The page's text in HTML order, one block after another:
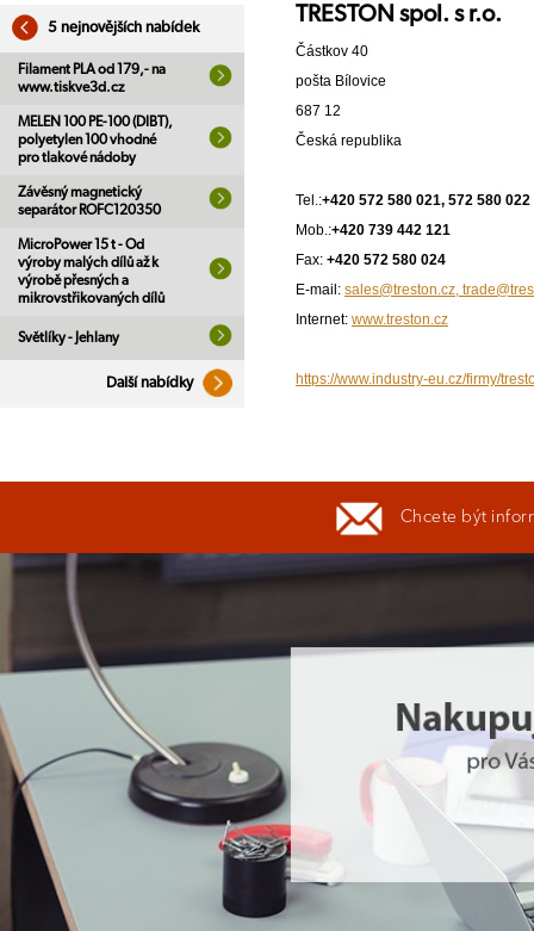
5 nejnovějších nabídek
Filament PLA od 179,- na
www.tiskve3d.cz
MELEN 100 PE-100 (DIBT),
polyetylen 100 vhodné
pro tlakové nádoby
Závěsný magnetický
separátor ROFC120350
MicroPower 15 t - Od
výroby malých dílů až k
výrobě přesných a
mikrovstřikovaných dílů
Světlíky - Jehlany
Další nabídky
TRESTON spol. s r.o.
Částkov 40
pošta Bílovice
687 12
Česká republika
Tel.:+420 572 580 021, 572 580 022
Mob.:+420 739 442 121
Fax: +420 572 580 024
E-mail: sales@treston.cz,
Internet: www.treston.cz
https://www.industry-eu.cz/firmy/
Chcete být